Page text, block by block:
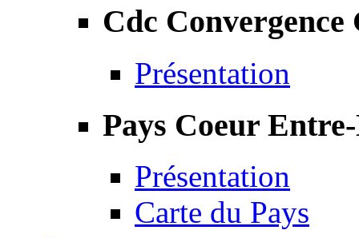
Cdc Convergence
Présentation
Pays Coeur
Présentation
Carte du Pays